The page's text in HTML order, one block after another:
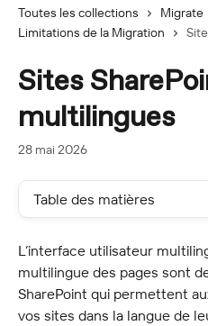
Toutes les collections Migrate
Limitations de la Migration
Sites
multilingues
28 mai 2026
Table des matières
L’interface utilisateur
multilingue des pages sont
SharePoint qui permettent
vos sites dans la langue de